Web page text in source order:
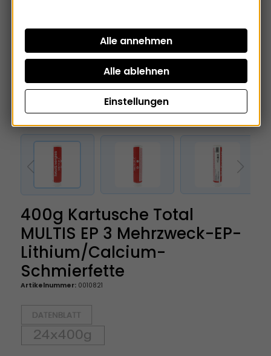
400g Kartusche Total
MULTIS EP 3 Mehrzweck-EP-
Lithium/Calcium-
Schmierfette
Artikelnummer:0010821
Einstellungen